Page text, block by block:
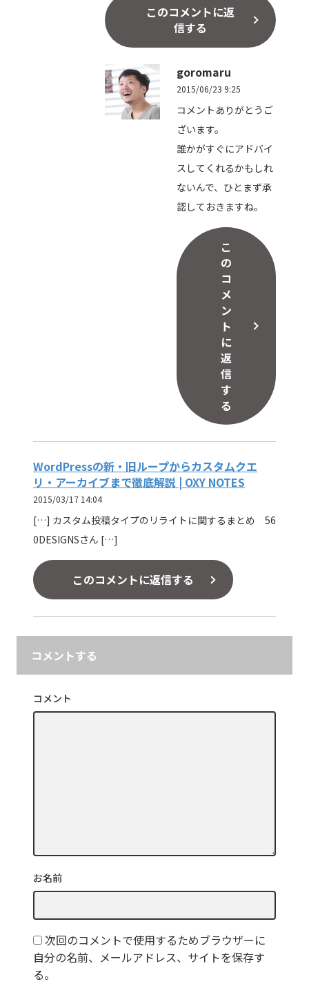
このコメントに返
信する
goromaru
2015/06/23 9:25
コメントありがとうご
ざいます。
誰かがすぐにアドバイ
スしてくれるかもしれ
ないんで、ひとまず承
認しておきますね。
こ
の
コ
メ
ン
ト
に
返
信
す
る
WordPressの新・旧ループからカスタムクエ
リ・アーカイブまで徹底解説 | OXY NOTES
2015/03/17 14:04
[…] カスタム投稿タイプのリライトに関するまとめ 56
0DESIGNSさん […]
このコメントに返信する
コメントする
コメント
お名前
次回のコメントで使用するためブラウザーに
自分の名前、メールアドレス、サイトを保存す
る。